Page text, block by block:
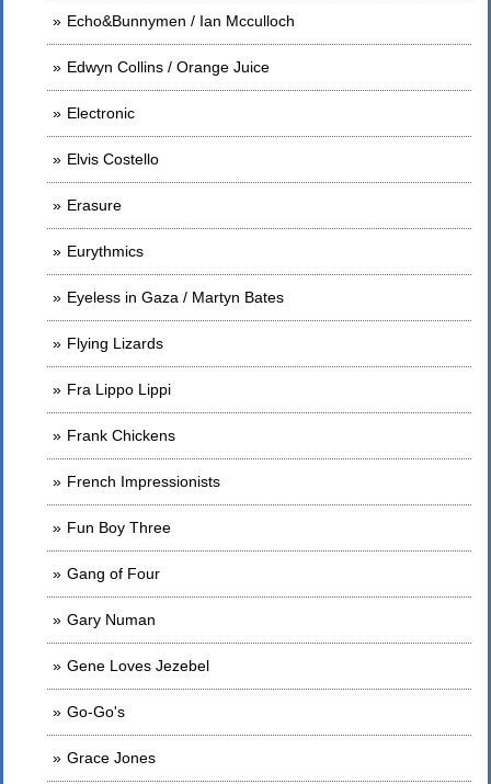
Echo&Bunnymen / Ian Mcculloch
Edwyn Collins / Orange Juice
Electronic
Elvis Costello
Erasure
Eurythmics
Eyeless in Gaza / Martyn Bates
Flying Lizards
Fra Lippo Lippi
Frank Chickens
French Impressionists
Fun Boy Three
Gang of Four
Gary Numan
Gene Loves Jezebel
Go-Go's
Grace Jones